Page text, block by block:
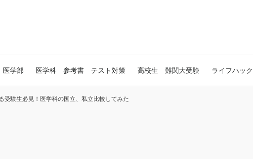
医学部 医学科 参考書 テスト対策 高校生 難関大受験 ライフハック
受験生必見！医学科の国立、私立比較してみた